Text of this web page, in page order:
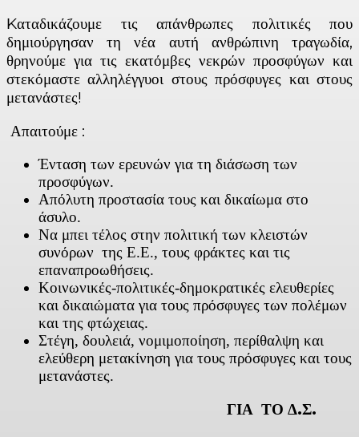
Kαταδικάζουμε τις απάνθρωπες πολιτικές που
δημιούργησαν τη νέα αυτή ανθρώπινη τραγωδία,
θρηνούμε για τις εκατόμβες νεκρών προσφύγων και
στεκόμαστε αλληλέγγυοι στους πρόσφυγες και στους
μετανάστες!
Απαιτούμε :
Ένταση των ερευνών για τη διάσωση των
προσφύγων.
Απόλυτη προστασία τους και δικαίωμα στο
άσυλο.
Να μπει τέλος στην πολιτική των κλειστών
συνόρων της Ε.Ε., τους φράκτες και τις
επαναπροωθήσεις.
Κοινωνικές-πολιτικές-δημοκρατικές ελευθερίες
και δικαιώματα για τους πρόσφυγες των πολέμων
και της φτώχειας.
Στέγη, δουλειά, νομιμοποίηση, περίθαλψη και
ελεύθερη μετακίνηση για τους πρόσφυγες και τους
μετανάστες.
ΓΙΑ ΤΟ Δ.Σ.